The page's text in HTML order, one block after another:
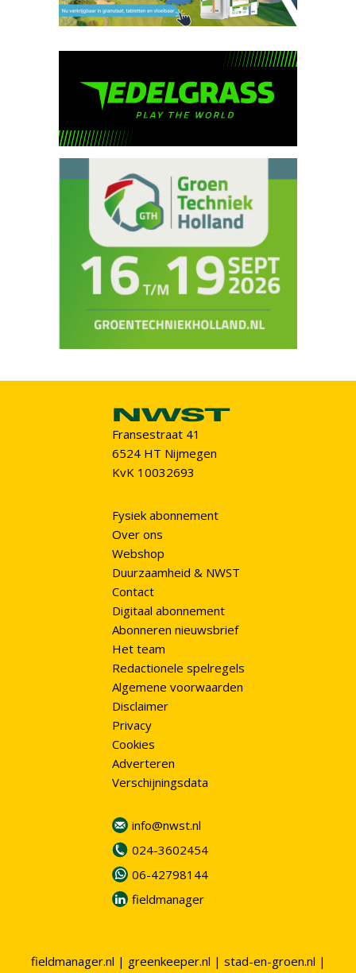
Fransestraat 41
6524 HT Nijmegen
KvK 10032693
Fysiek abonnement
Over ons
Webshop
Duurzaamheid & NWST
Contact
Digitaal abonnement
Abonneren nieuwsbrief
Het team
Redactionele spelregels
Algemene voorwaarden
Disclaimer
Privacy
Cookies
Adverteren
Verschijningsdata
info@nwst.nl
024-3602454
06-42798144
fieldmanager
fieldmanager.nl | greenkeeper.nl | stad-en-groen.nl |